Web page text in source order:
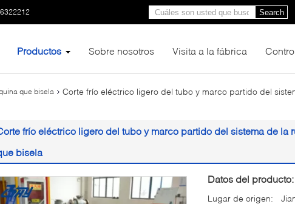
Search
Productos Sobre nosotros Visita a la fábrica
que bisela
Corte frío eléctrico ligero del tubo y marco partido del
frío eléctrico ligero del tubo y marco partido del sistema de la
bisela
Datos del producto:
Lugar de origen: